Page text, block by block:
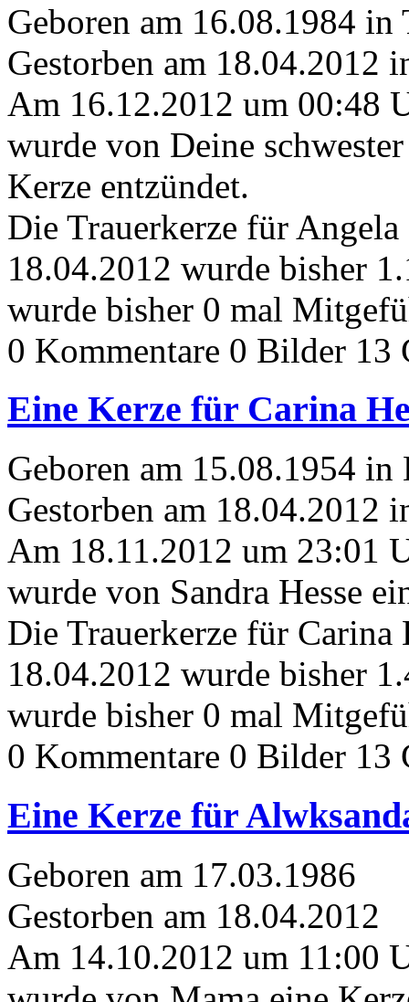
Geboren am 16.08.1984 in
Gestorben am 18.04.2012
Am 16.12.2012 um 00:48
wurde von Deine
Kerze entzündet.
Die Trauerkerze für
18.04.2012 wurde bisher
wurde bisher 0 mal
0 Kommentare 0 Bilder 13
Eine Kerze für Carina
Geboren am 15.08.1954 in
Gestorben am 18.04.2012
Am 18.11.2012 um 23:01
wurde von Sandra Hesse
Die Trauerkerze für Carina
18.04.2012 wurde bisher
wurde bisher 0 mal
0 Kommentare 0 Bilder 13
Eine Kerze für
Geboren am 17.03.1986
Gestorben am 18.04.2012
Am 14.10.2012 um 11:00